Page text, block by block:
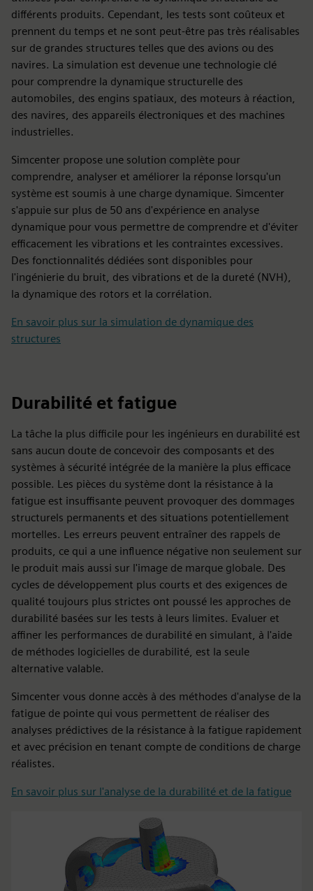
différents produits. Cependant, les tests sont coûteux et
prennent du temps et ne sont peut-être pas très réalisables
sur de grandes structures telles que des avions ou des
navires. La simulation est devenue une technologie clé
pour comprendre la dynamique structurelle des
automobiles, des engins spatiaux, des moteurs à réaction,
des navires, des appareils électroniques et des machines
industrielles.
Simcenter propose une solution complète pour
comprendre, analyser et améliorer la réponse lorsqu'un
système est soumis à une charge dynamique. Simcenter
s'appuie sur plus de 50 ans d'expérience en analyse
dynamique pour vous permettre de comprendre et d'éviter
efficacement les vibrations et les contraintes excessives.
Des fonctionnalités dédiées sont disponibles pour
l'ingénierie du bruit, des vibrations et de la dureté (NVH),
la dynamique des rotors et la corrélation.
En savoir plus sur la simulation de dynamique des
structures
Durabilité et fatigue
La tâche la plus difficile pour les ingénieurs en durabilité est
sans aucun doute de concevoir des composants et des
systèmes à sécurité intégrée de la manière la plus efficace
possible. Les pièces du système dont la résistance à la
fatigue est insuffisante peuvent provoquer des dommages
structurels permanents et des situations potentiellement
mortelles. Les erreurs peuvent entraîner des rappels de
produits, ce qui a une influence négative non seulement sur
le produit mais aussi sur l'image de marque globale. Des
cycles de développement plus courts et des exigences de
qualité toujours plus strictes ont poussé les approches de
durabilité basées sur les tests à leurs limites. Evaluer et
affiner les performances de durabilité en simulant, à l'aide
de méthodes logicielles de durabilité, est la seule
alternative valable.
Simcenter vous donne accès à des méthodes d'analyse de la
fatigue de pointe qui vous permettent de réaliser des
analyses prédictives de la résistance à la fatigue rapidement
et avec précision en tenant compte de conditions de charge
réalistes.
En savoir plus sur l'analyse de la durabilité et de la fatigue